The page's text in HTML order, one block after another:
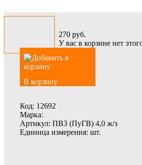
270 руб.
У вас в корзине нет
В корзину
Код: 12692
Марка:
Артикул: ПВ3 (ПуГВ) 4,0 ж/з
Единица измерения: шт.